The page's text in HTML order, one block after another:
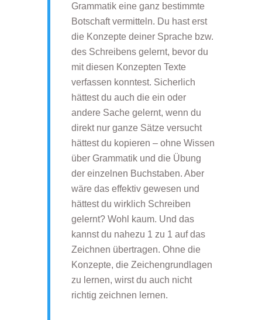
Grammatik eine ganz bestimmte
Botschaft vermitteln. Du hast erst
die Konzepte deiner Sprache bzw.
des Schreibens gelernt, bevor du
mit diesen Konzepten Texte
verfassen konntest. Sicherlich
hättest du auch die ein oder
andere Sache gelernt, wenn du
direkt nur ganze Sätze versucht
hättest du kopieren – ohne Wissen
über Grammatik und die Übung
der einzelnen Buchstaben. Aber
wäre das effektiv gewesen und
hättest du wirklich Schreiben
gelernt? Wohl kaum. Und das
kannst du nahezu 1 zu 1 auf das
Zeichnen übertragen. Ohne die
Konzepte, die Zeichengrundlagen
zu lernen, wirst du auch nicht
richtig zeichnen lernen.